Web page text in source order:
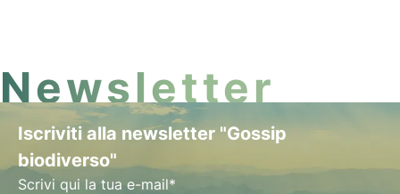
Newsletter
Iscriviti alla newsletter "Gossip
biodiverso"
Scrivi qui la tua e-mail*